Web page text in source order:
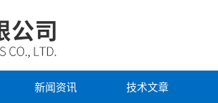
新闻资讯 技术文章